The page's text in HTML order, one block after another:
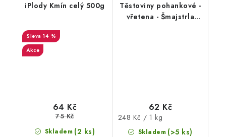
iPlody Kmín celý 500g
14 %
Akce
Skladem (2 ks)
64 Kč
75 Kč
Těstoviny pohankové -
vřetena - Šmajstrla
Skladem (>5 ks)
62 Kč
Měrná
cena:
248 Kč / 1 kg